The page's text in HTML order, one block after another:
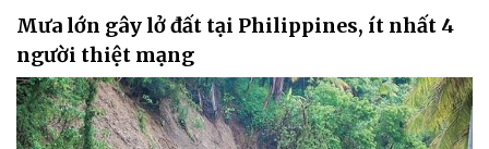
Mưa lớn gây lở đất tại Philippines, ít nhất 4
người thiệt mạng